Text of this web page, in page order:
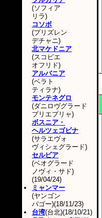
(ソフィア
リラ)
コソボ
(プリズレン
デチャニ)
北マケドニア
(スコピエ
オフリド)
アルバニア
(ベラト
ティラナ)
モンテネグロ
(ダニロヴグラード
プリエプリャ)
ボスニア・
ヘルツェゴビナ
(サラエヴォ
ヴィシェグラード)
セルビア
(ベオグラード
ノヴィ・サド)
(19/04/24)
ミャンマー
(ヤンゴン
パゴー)(18/11/23)
台湾(台北)(18/10/21)